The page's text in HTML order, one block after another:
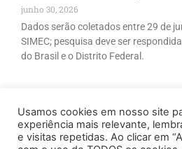
junho 30, 2026
Dados serão coletados entre 29 de
SIMEC; pesquisa deve ser
do Brasil e o Distrito Federal.
Usamos cookies em nosso site
experiência mais relevante,
e visitas repetidas. Ao clicar em